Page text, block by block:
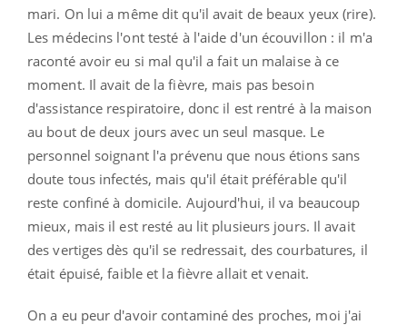
mari. On lui a même dit qu'il avait de beaux yeux (rire).
Les médecins l'ont testé à l'aide d'un écouvillon : il m'a
raconté avoir eu si mal qu'il a fait un malaise à ce
moment. Il avait de la fièvre, mais pas besoin
d'assistance respiratoire, donc il est rentré à la maison
au bout de deux jours avec un seul masque. Le
personnel soignant l'a prévenu que nous étions sans
doute tous infectés, mais qu'il était préférable qu'il
reste confiné à domicile. Aujourd'hui, il va beaucoup
mieux, mais il est resté au lit plusieurs jours. Il avait
des vertiges dès qu'il se redressait, des courbatures, il
était épuisé, faible et la fièvre allait et venait.
On a eu peur d'avoir contaminé des proches, moi j'ai